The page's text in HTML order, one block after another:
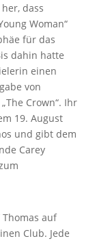
dass
Woman“
für das
dahin hatte
einen
von
Crown“. Ihr
19. August
und gibt dem
Carey
Thomas auf
Club. Jede